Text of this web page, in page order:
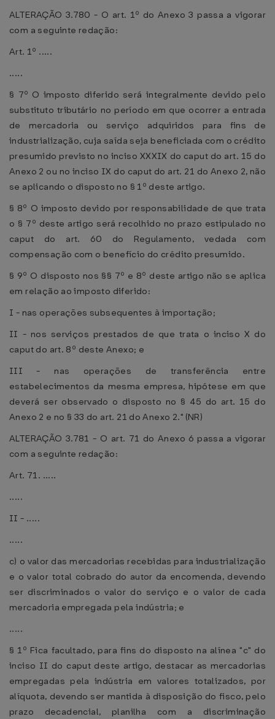
ALTERAÇÃO 3.780 - O art. 1º do Anexo 3 passa a vigorar
com a seguinte redação:
Art. 1º .....
.....
§ 7º O imposto diferido será integralmente devido pelo
substituto tributário no período em que ocorrer a entrada
de mercadoria ou serviço adquiridos para fins de
industrialização, cuja saída seja beneficiada com o crédito
presumido previsto no inciso XXXIX do caput do art. 15 do
Anexo 2 ou no inciso IX do caput do art. 21 do Anexo 2, não
se aplicando o disposto no § 1º deste artigo.
§ 8º O imposto devido por responsabilidade de que trata
o § 7º deste artigo será recolhido no prazo estipulado no
caput do art. 60 do Regulamento, vedada com
compensação com o benefício do crédito presumido.
§ 9º O disposto nos §§ 7º e 8º deste artigo não se aplica
em relação ao imposto diferido:
I - nas operações subsequentes à importação;
II - nos serviços prestados de que trata o inciso X do
caput do art. 8º deste Anexo; e
III - nas operações de transferência entre
estabelecimentos da mesma empresa, hipótese em que
deverá ser observado o disposto no § 45 do art. 15 do
Anexo 2 e no § 33 do art. 21 do Anexo 2." (NR)
ALTERAÇÃO 3.781 - O art. 71 do Anexo 6 passa a vigorar
com a seguinte redação:
Art. 71. .....
.....
II - .....
.....
c) o valor das mercadorias recebidas para industrialização
e o valor total cobrado do autor da encomenda, devendo
ser discriminados o valor do serviço e o valor de cada
mercadoria empregada pela indústria; e
.....
§ 1º Fica facultado, para fins do disposto na alínea "c" do
inciso II do caput deste artigo, destacar as mercadorias
empregadas pela indústria em valores totalizados, por
alíquota, devendo ser mantida à disposição do fisco, pelo
prazo decadencial, planilha com a discriminação